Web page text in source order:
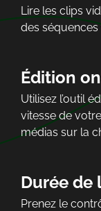
Lire les clips
des
Édition
Utilisez l’outil
vitesse de
médias sur la
Durée de
Prenez le